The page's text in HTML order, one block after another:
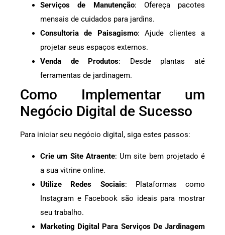
Serviços de Manutenção: Ofereça pacotes
mensais de cuidados para jardins.
Consultoria de Paisagismo: Ajude clientes a
projetar seus espaços externos.
Venda de Produtos: Desde plantas até
ferramentas de jardinagem.
Como Implementar um
Negócio Digital de Sucesso
Para iniciar seu negócio digital, siga estes passos:
Crie um Site Atraente: Um site bem projetado é
a sua vitrine online.
Utilize Redes Sociais: Plataformas como
Instagram e Facebook são ideais para mostrar
seu trabalho.
Marketing Digital Para Serviços De Jardinagem